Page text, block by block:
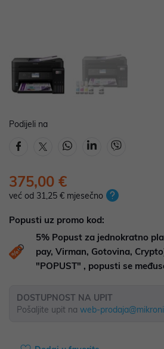
Podijeli na
375,00 €
već od 31,25 € mjesečno
Popusti uz promo kod:
5% Popust za jednokratno
pay, Virman, Gotovina,
"POPUST" , popusti se
DOSTUPNOST NA UPIT
Pošaljite upit na web-